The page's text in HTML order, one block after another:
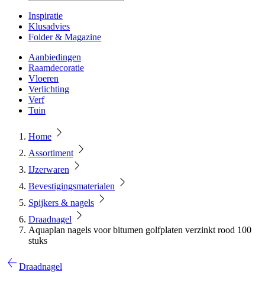
Inspiratie
Klusadvies
Folder & Magazine
Aanbiedingen
Raamdecoratie
Vloeren
Verlichting
Verf
Tuin
Home
Assortiment
IJzerwaren
Bevestigingsmaterialen
Spijkers & nagels
Draadnagel
Aquaplan nagels voor bitumen golfplaten verzinkt rood 100
stuks
Draadnagel